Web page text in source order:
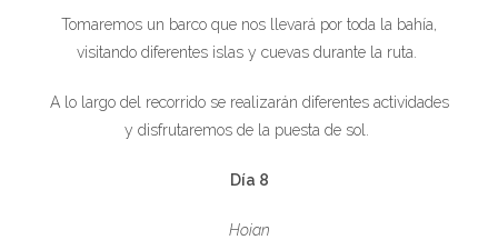
Tomaremos un barco que nos llevará por toda la bahía,
visitando diferentes islas y cuevas durante la ruta.
A lo largo del recorrido se realizarán diferentes actividades
y disfrutaremos de la puesta de sol.
Día 8
Hoian